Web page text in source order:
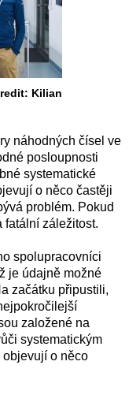
Kilian
náhodných čísel ve
posloupnosti
systematické
o něco častěji
problém. Pokud
fatální záležitost.
spolupracovníci
je údajně možné
začátku připustili,
založené na
systematickým
objevují o něco